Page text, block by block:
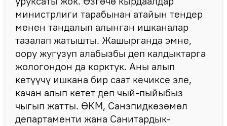
министрлиги тарабынан атайын тендер
менен тандалып алынган ишканалар
тазалап жатышты. Жашырганда эмне,
оору жугузуп алабызбы деп калдыктарга
жологондон да корктук. Аны алып
кетүүчү ишкана бир саат кечиксе эле,
качан алып кетет деп чый-пыйыбыз
чыгып жатты. ӨКМ, Санэпидкөзөмөл
департаменти жана Санитардык-